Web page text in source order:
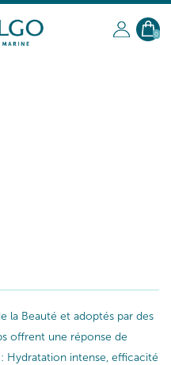
0
la Beauté et adoptés par des
offrent une réponse de
Hydratation intense, efficacité